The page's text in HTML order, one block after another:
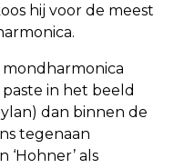
hij voor de meest
mondharmonica
in het beeld
dan binnen de
tegenaan
‘Hohner’ als